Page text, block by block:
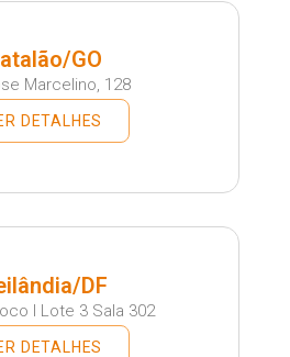
GO
Marcelino, 128
DETALHES
DF
I Lote 3 Sala 302
DETALHES